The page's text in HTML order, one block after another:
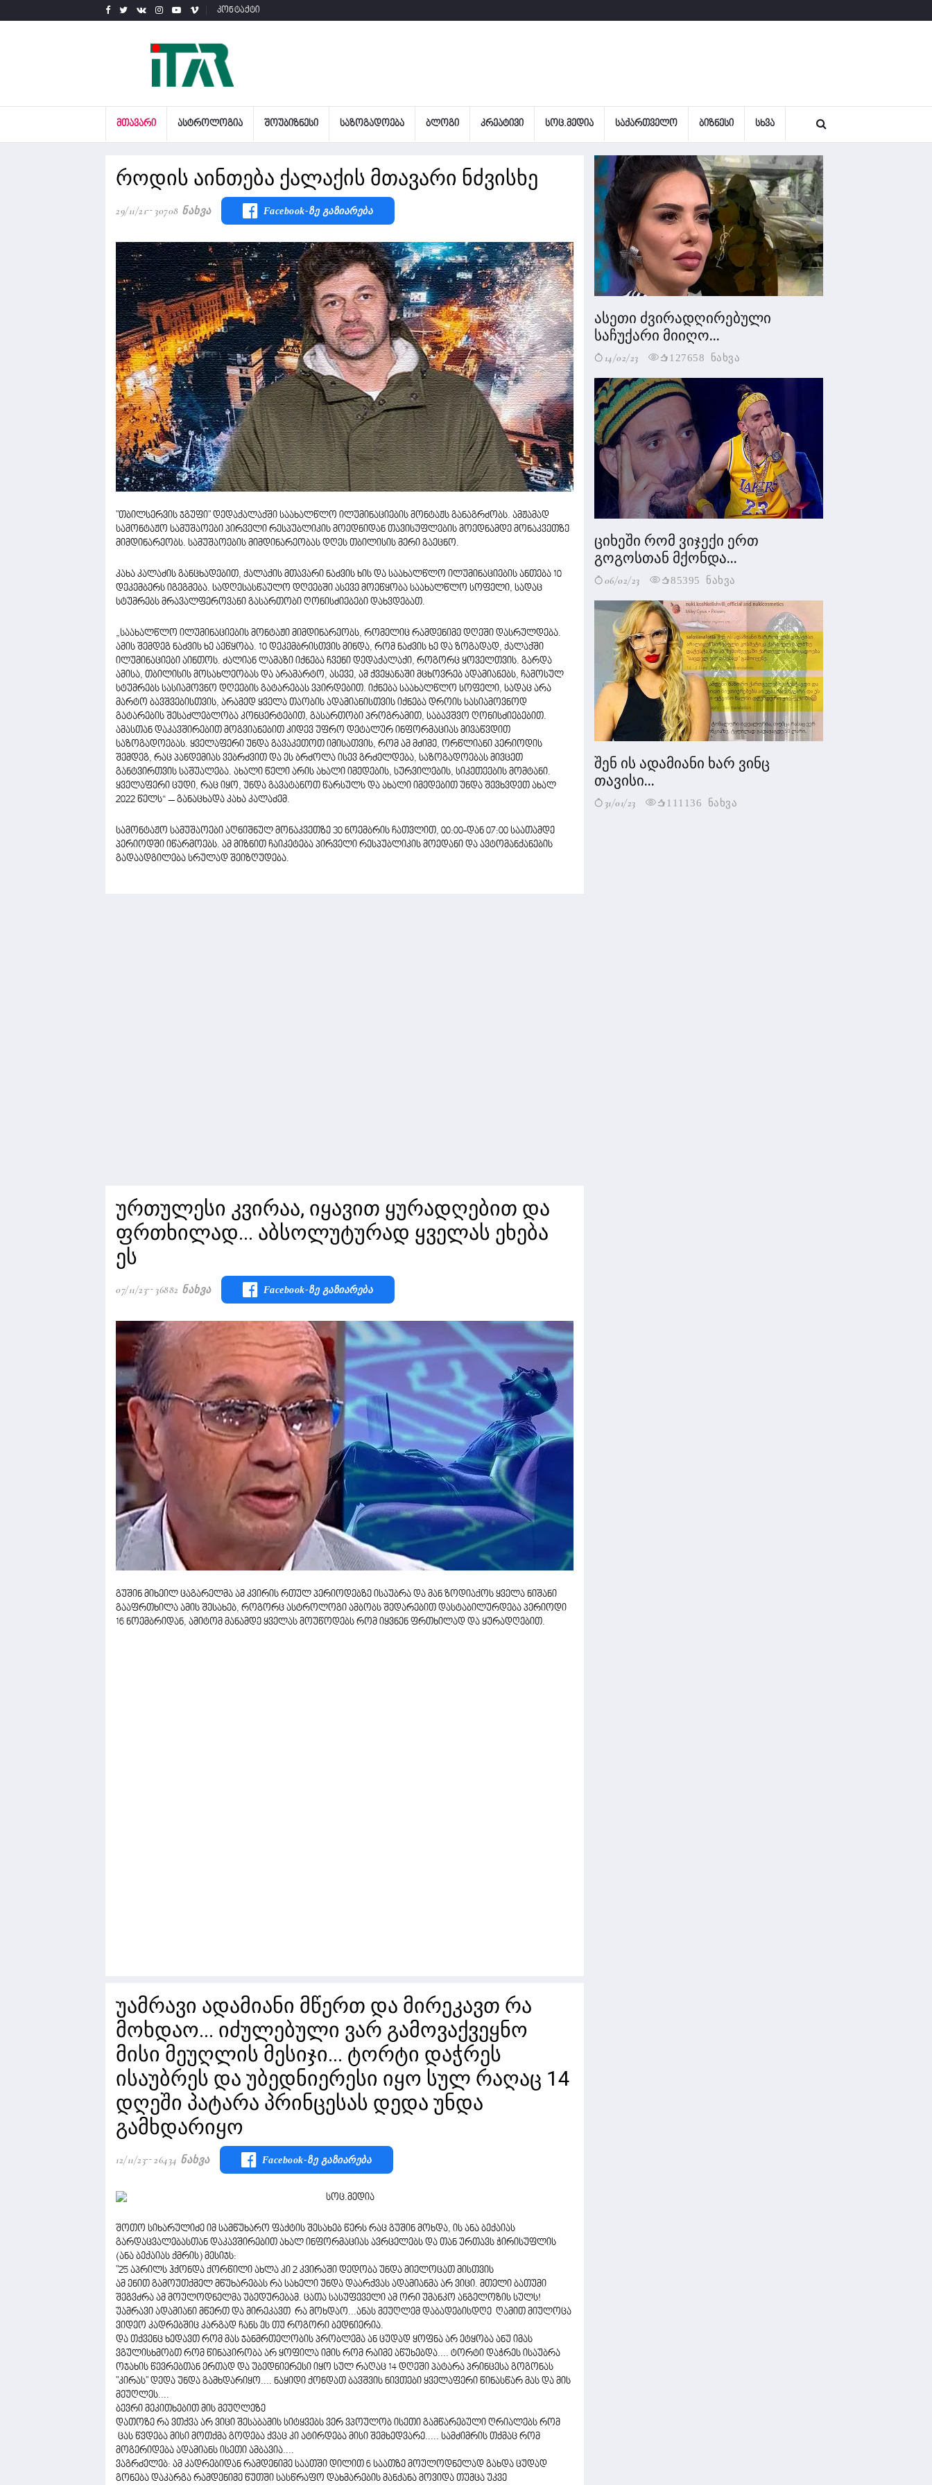
კონტაქტი
ᲛᲗᲐᲕᲐᲠᲘ ᲐᲡᲢᲠᲝᲚᲝᲒᲘᲐ ᲨᲝᲣᲑᲘᲖᲜᲔᲡᲘ ᲡᲐᲖᲝᲒᲐᲓᲝᲔᲑᲐ ᲑᲚᲝᲒᲘ ᲙᲠᲔᲐᲢᲘᲕᲘ ᲡᲝᲪ.ᲛᲔᲓᲘᲐ ᲡᲐᲥᲐᲠᲗᲕᲔᲚᲝ ᲑᲘᲖᲜᲔᲡᲘ ᲡᲮᲕᲐ
როდის აინთება ქალაქის მთავარი ნძვისხე
29/11/21 30708 Ნახვა Facebook-Ზე Გაზიარება
"თბილსერვის ჯგუფი" დედაქალაქში საახალწლო ილუმინაციების მონტაჟს განაგრძობს. ამჟამად
სამონტაჟო სამუშაოები პირველი რესპუბლიკის მოედნიდან თავისუფლების მოედნამდე მონაკვეთზე
მიმდინარეობს. სამუშაოების მიმდინარეობას დღეს თბილისის მერი გაეცნო.
კახა კალაძის განცხადებით, ქალაქის მთავარი ნაძვის ხის და საახალწლო ილუმინაციების ანთება 10
დეკემბერს იგეგმება. სადღესასწაულო დღეებში ასევე მოეწყობა საახალწლო სოფელი, სადაც
სტუმრებს მრავალფეროვანი გასართობი ღონისძიებები დახვდებათ.
„საახალწლო ილუმინაციების მონტაჟი მიმდინარეობს, რომელიც რამდენიმე დღეში დასრულდება.
ამის შემდეგ ნაძვის ხე აეწყობა. 10 დეკემბრისთვის მინდა, რომ ნაძვის ხე და ზოგადად, ქალაქში
ილუმინაციები აინთოს. ძალიან ლამაზი იქნება ჩვენი დედაქალაქი, როგორც ყოველთვის. გარდა
ამისა, თბილისის მოსახლეობას და არამარტო, ასევე, ამ ქვეყანაში მცხოვრებ ადამიანებს, ჩამოსულ
სტუმრებს სასიამოვნო დღეების გატარებას ვპირდებით. იქნება საახალწლო სოფელი, სადაც არა
მარტო ბავშვებისთვის, არამედ ყველა თაობის ადამიანისთვის იქნება დროის სასიამოვნოდ
გატარების შესაძლებლობა კონცერტებით, გასართობი პროგრამით, საბავშვო ღონისძიებებით.
ამასთან დაკავშირებით მოგვიანებით კიდევ უფრო დეტალურ ინფორმაციას მივაწვდით
საზოგადოებას. ყველაფერი უნდა გავაკეთოთ იმისათვის, რომ ამ მძიმე, ორწლიანი პერიოდის
შემდეგ, რაც პანდემიას ვებრძვით და ეს ბრძოლა ისევ გრძელდება, საზოგადოებას მივცეთ
განტვირთვის საშუალება. ახალი წელი არის ახალი იმედების, სურვილების, სიკეთეების მომტანი.
ყველაფერი ცუდი, რაც იყო, უნდა გავატანოთ წარსულს და ახალი იმედებით უნდა შევხვდეთ ახალ
2022 წელს“ – განაცხადა კახა კალაძემ.
სამონტაჟო სამუშაოები აღნიშნულ მონაკვეთზე 30 ნოემბრის ჩათვლით, 00:00-დან 07:00 საათამდე
პერიოდში იწარმოებს. ამ მიზნით ჩაიკეტება პირველი რესპუბლიკის მოედანი და ავტომანქანების
გადაადგილება სრულად შეიზღუდება.
ურთულესი კვირაა, იყავით ყურადღებით და
ფრთხილად... აბსოლუტურად ყველას ეხება
ეს
07/11/23 36882 Ნახვა Facebook-Ზე Გაზიარება
გუშინ მიხეილ ცაგარელმა ამ კვირის რთულ პერიოდებზე ისაუბრა და მან ზოდიაქოს ყველა ნიშანი
გააფრთხილა ამის შესახებ, როგორც ასტროლოგი ამბობს შედარებით დასტაბილურდება პერიოდი
16 ნოემბრიდან, ამიტომ მანამდე ყველას მოუწოდებს რომ იყვნენ ფრთხილად და ყურადღებით.
უამრავი ადამიანი მწერთ და მირეკავთ რა
მოხდაო... იძულებული ვარ გამოვაქვეყნო
მისი მეუღლის მესიჯი... ტორტი დაჭრეს
ისაუბრეს და უბედნიერესი იყო სულ რაღაც 14
დღეში პატარა პრინცესას დედა უნდა
გამხდარიყო
12/11/23 26434 Ნახვა Facebook-Ზე Გაზიარება
შოთო სიხარულიძე იმ სამწუხარო ფაქტის შესახებ წერს რაც გუშინ მოხდა, ის ანა ბექაიას
გარდაცვალებასთან დაკავშირებით ახალ ინფორმაციას ავრცელებს და თან ურთავს ჭირისუფლის
(ანა ბექაიას ქმრის) მესიჯს:
"25 აპრილს ჰქონდა ქორწილი ახლა კი 2 კვირაში დედობა უნდა მიელოცათ მისთვის
ამ ენით გამოუთქმელ მწუხარებას რა სახელი უნდა დაარქვას ადამიანმა არ ვიცი. მთელი ბათუმი
შეგვძრა ამ მოულოდნელმა უბედურებამ. ცათა სასუფეველი ამ ორი უმანკო ანგელოზის სულს!
უამრავი ადამიანი მწერთ და მირეკავთ რა მოხდაო...ანას მეუღლემ დაბადებისდღე ღამით მიულოცა
ვიდეო კადრებშიც კარგად ჩანს ეს თუ როგორი ბედნიერია.
და თქვენც ხედავთ რომ მას ჯანმრთელობის პრობლემა ან ცუდად ყოფნა არ ეტყობა ანუ იმას
ვგულისხმობთ რომ წინაპირობა არ ყოფილა იმის რომ რაიმე აწუხებდა.... ტორტი დაჭრეს ისაუბრა
ოჯახის წევრებთან ერთად და უბედნიერესი იყო სულ რაღაც 14 დღეში პატარა პრინცესა გოგონას
"კირას" დედა უნდა გამხდარიყო.... ნაყიდი ქონდათ ბავშვის ნივთები ყველაფერი წინასწარ მას და მის
მეუღლეს....
ბევრი მეკითხებით მის მეუღლეზე
დათოზე რა ვთქვა არ ვიცი შესაბამის სიტყვებს ვერ ვპოულობ ისეთი გამწარებული ღრიალებს რომ
ცას წვდება მისი მოთქმა გოდება ქვაც კი ატირდება მისი შემხედვარე..... სამძიმრის თქმაც რომ
მოგერიდება ადამიანს ისეთი ამბავია....
ვაგრძელებ: ამ კადრებიდან რამდენიმე საათში დილით 6 საათზე მოულოდნელად გახდა ცუდად
გონება დაკარგა რამდენიმე წუთში სასწრაფო დახმარების მანქანა მოვიდა თუმცა უკვე
ასეთი ძვირადღირებული
საჩუქარი მიიღო...
14/02/23 127658 ნახვა
ციხეში რომ ვიჯექი ერთ
გოგოსთან მქონდა...
06/02/23 85395 ნახვა
შენ ის ადამიანი ხარ ვინც
თავისი...
31/01/23 111136 ნახვა